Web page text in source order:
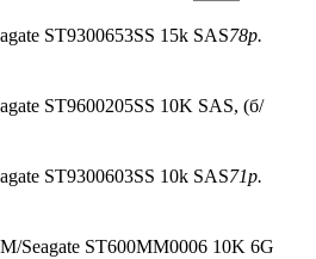
ST9300653SS 15k SAS78р.
ST9600205SS 10K SAS, (б/
ST9300603SS 10k SAS71р.
Seagate ST600MM0006 10K 6G